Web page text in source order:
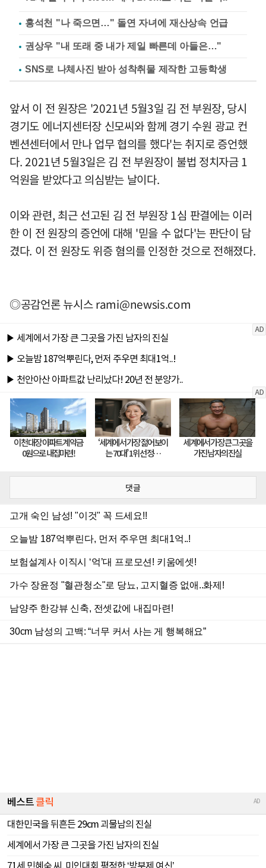
홍석천 "나 죽으면…" 돌연 자녀에 재산상속 언급
권상우 "내 또래 중 내가 제일 빠른데 아들은…"
SNS로 나체사진 받아 성착취물 제작한 고등학생
앞서 이 전 원장은 '2021년 5월3일 김 전 부원장, 당시
경기도 에너지센터장 신모씨와 함께 경기 수원 광교 컨
벤션센터에서 만나 업무 협의를 했다'는 취지로 증언했
다. 2021년 5월3일은 김 전 부원장이 불법 정치자금 1
억원을 받았다고 의심받는 날이다.
이와 관련, 최근 선고된 김 전 부원장 1심 판결에는 이러
한 이 전 원장의 증언에 대해 '믿을 수 없다'는 판단이 담
겼다. 이 전 원장도 위증 혐의를 인정한 것으로 전해졌다.
◎공감언론 뉴시스rami@newsis.com
댓글